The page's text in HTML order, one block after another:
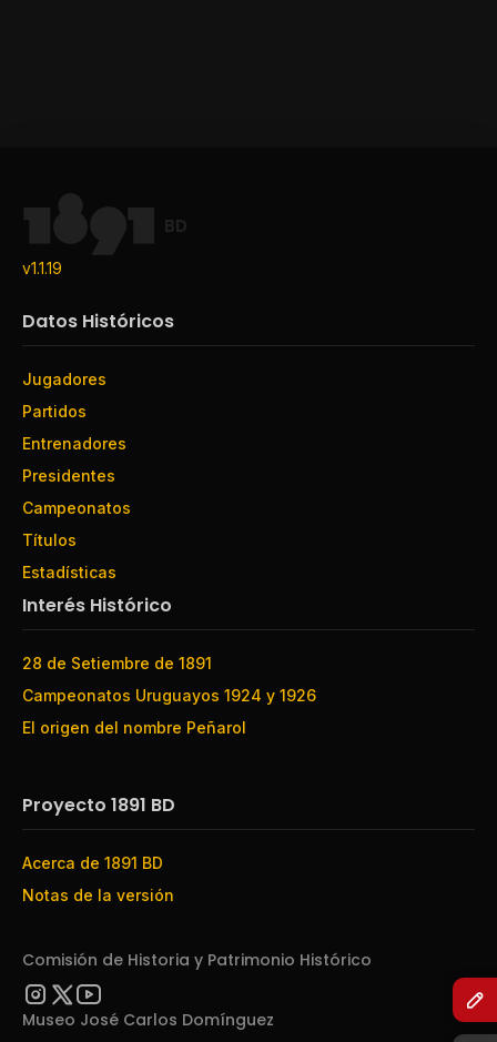
BD
v1.1.19
Datos Históricos
Jugadores
Partidos
Entrenadores
Presidentes
Campeonatos
Títulos
Estadísticas
Interés Histórico
28 de Setiembre de 1891
Campeonatos Uruguayos 1924 y 1926
El origen del nombre Peñarol
Proyecto 1891 BD
Acerca de 1891 BD
Notas de la versión
Comisión de Historia y Patrimonio Histórico
Museo José Carlos Domínguez